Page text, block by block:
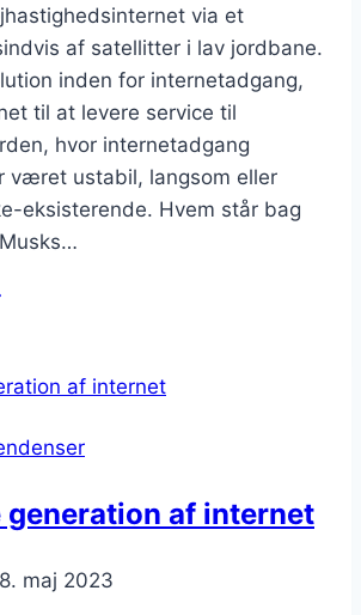
via et
af satellitter i lav jordbane.
inden for internetadgang,
til at levere service til
hvor internetadgang
været ustabil, langsom eller
eksisterende. Hvem står bag
generation af internet
maj 2023